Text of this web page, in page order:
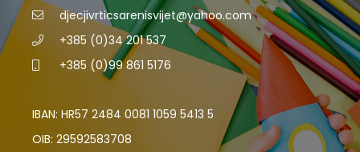
djecjivrticsarenisvijet@yahoo.com
+385 (0)34 201 537
+385 (0)99 861 5176
IBAN: HR57 2484 0081 1059 5413 5
OIB: 29592583708